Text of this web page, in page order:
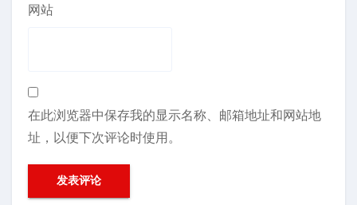
网站
在此浏览器中保存我的显示名称、邮箱地址和网站地
址，以便下次评论时使用。